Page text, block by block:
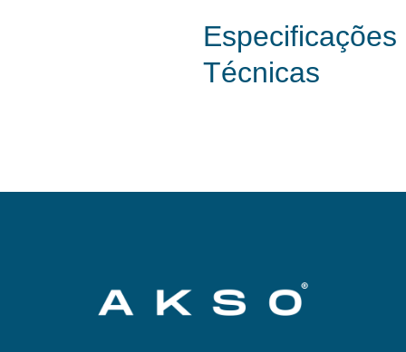
Especificações
Técnicas